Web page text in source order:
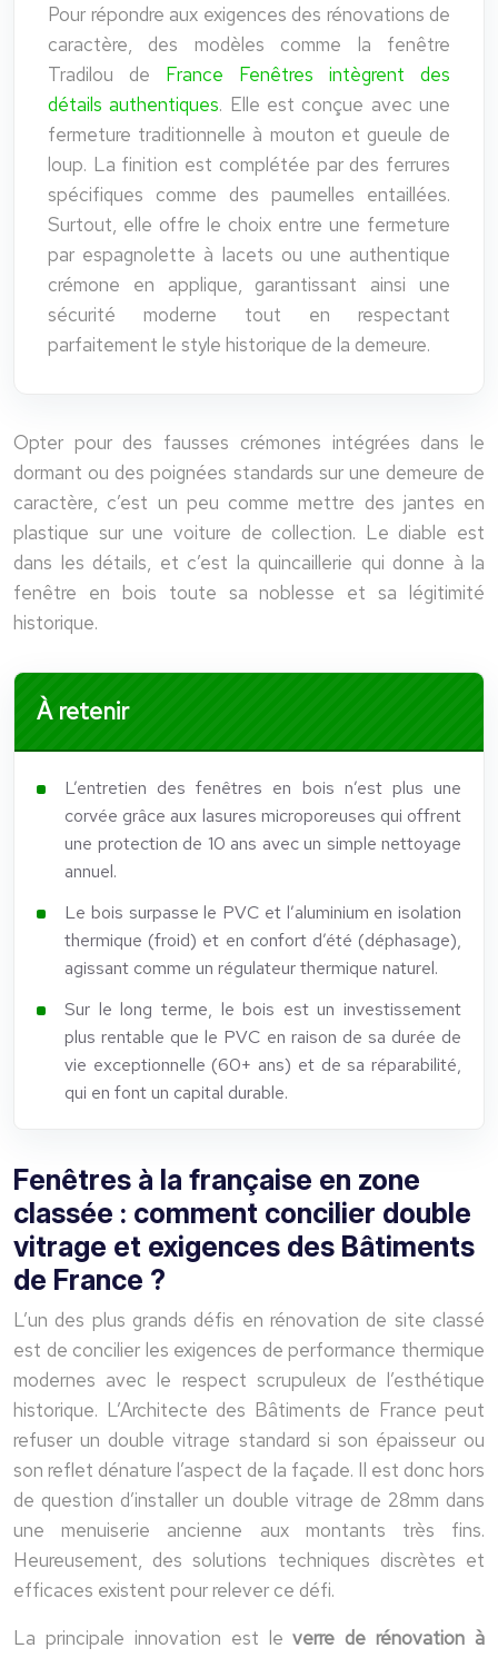
Pour répondre aux exigences des rénovations de
caractère, des modèles comme la fenêtre
Tradilou de France Fenêtres intègrent des
détails authentiques. Elle est conçue avec une
fermeture traditionnelle à mouton et gueule de
loup. La finition est complétée par des ferrures
spécifiques comme des paumelles entaillées.
Surtout, elle offre le choix entre une fermeture
par espagnolette à lacets ou une authentique
crémone en applique, garantissant ainsi une
sécurité moderne tout en respectant
parfaitement le style historique de la demeure.
Opter pour des fausses crémones intégrées dans le
dormant ou des poignées standards sur une demeure de
caractère, c’est un peu comme mettre des jantes en
plastique sur une voiture de collection. Le diable est
dans les détails, et c’est la quincaillerie qui donne à la
fenêtre en bois toute sa noblesse et sa légitimité
historique.
À retenir
L’entretien des fenêtres en bois n’est plus une
corvée grâce aux lasures microporeuses qui offrent
une protection de 10 ans avec un simple nettoyage
annuel.
Le bois surpasse le PVC et l’aluminium en isolation
thermique (froid) et en confort d’été (déphasage),
agissant comme un régulateur thermique naturel.
Sur le long terme, le bois est un investissement
plus rentable que le PVC en raison de sa durée de
vie exceptionnelle (60+ ans) et de sa réparabilité,
qui en font un capital durable.
Fenêtres à la française en zone
classée : comment concilier double
vitrage et exigences des Bâtiments
de France ?
L’un des plus grands défis en rénovation de site classé
est de concilier les exigences de performance thermique
modernes avec le respect scrupuleux de l’esthétique
historique. L’Architecte des Bâtiments de France peut
refuser un double vitrage standard si son épaisseur ou
son reflet dénature l’aspect de la façade. Il est donc hors
de question d’installer un double vitrage de 28mm dans
une menuiserie ancienne aux montants très fins.
Heureusement, des solutions techniques discrètes et
efficaces existent pour relever ce défi.
La principale innovation est leverre de rénovation à